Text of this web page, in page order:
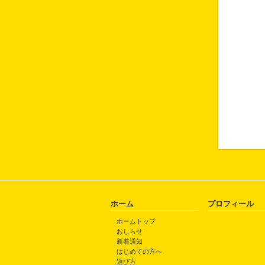
ホーム
ホームトップ
おしらせ
新着通知
はじめての方へ
遊び方
プロフィール